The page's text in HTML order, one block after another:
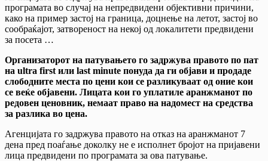
програмата во случај на непредвидени објективни причини,
како на пример застој на граница, доцнење на летот, застој во
сообраќајот, затвореност на некој од локалитети предвидени
за посета …
Организаторот на патувањето го задржува правото по пат
на ultra first или last minute понуда да ги објави и продаде
слободните места по цени кои се разликуваат од оние кои
се веќе објавени. Лицата кои го уплатиле аранжманот по
редовен ценовник, немаат право на надомест на средства
за разлика во цена.
Агенцијата го задржува правото на отказ на аранжманот 7
дена пред поаѓање доколку не е исполнет бројот на пријавени
лица предвидени по програмата за ова патување.